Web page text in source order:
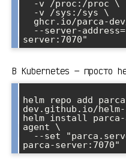
В Kubernetes — просто
helm repo add
dev.github.io/
helm install parca-
agent \